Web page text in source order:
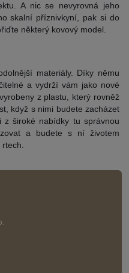
A nic se nevyrovná jeho
skalní příznivkyní, pak si do
některý kovový model.
materiály. Díky němu
a vydrží vám jako nové
z plastu, který rovněž
když s nimi budete zacházet
z široké nabídky tu správnou
a budete s ní životem